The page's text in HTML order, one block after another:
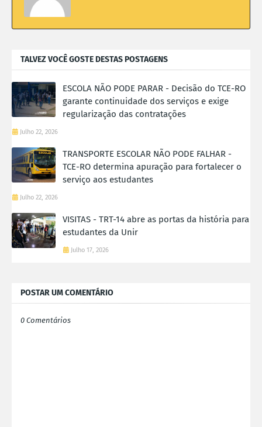
TALVEZ VOCÊ GOSTE DESTAS POSTAGENS
ESCOLA NÃO PODE PARAR - Decisão do TCE-RO
garante continuidade dos serviços e exige
regularização das contratações
Julho 22, 2026
TRANSPORTE ESCOLAR NÃO PODE FALHAR -
TCE-RO determina apuração para fortalecer o
serviço aos estudantes
Julho 22, 2026
VISITAS - TRT-14 abre as portas da história para
estudantes da Unir
Julho 17, 2026
POSTAR UM COMENTÁRIO
0 Comentários